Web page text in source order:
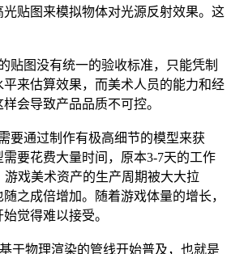
贴图来模拟物体对光源反射效果。这
贴图没有统一的验收标准，只能凭制
来估算效果，而美术人员的能力和经
会导致产品品质不可控。
要通过制作有极高细节的模型来获
要花费大量时间，原本3-7天的工作
游戏美术资产的生产周期被大大拉
之成倍增加。随着游戏体量的增长，
觉得难以接受。
于物理渲染的管线开始普及，也就是